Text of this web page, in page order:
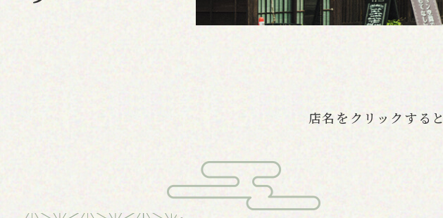
店名をクリックすると